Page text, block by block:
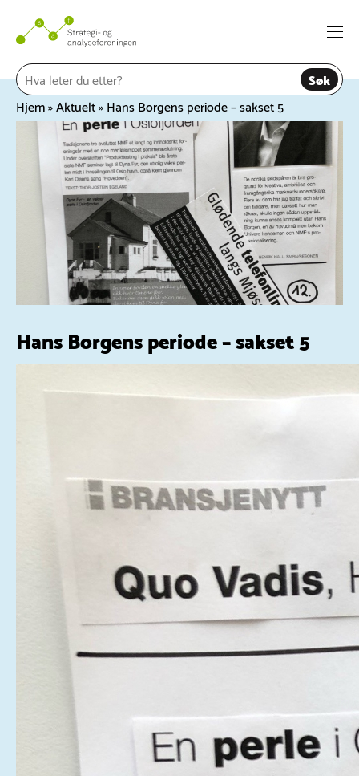
innhold
Søk
Hjem»Aktuelt»Hans Borgens periode – sakset 5
Hans Borgens periode – sakset 5